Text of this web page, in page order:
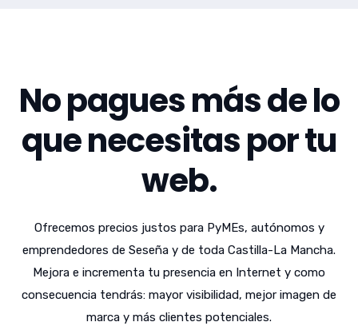
No pagues más de lo
que necesitas por tu
web.
Ofrecemos precios justos para PyMEs, autónomos y
emprendedores de Seseña y de toda Castilla-La Mancha.
Mejora e incrementa tu presencia en Internet y como
consecuencia tendrás: mayor visibilidad, mejor imagen de
marca y más clientes potenciales.